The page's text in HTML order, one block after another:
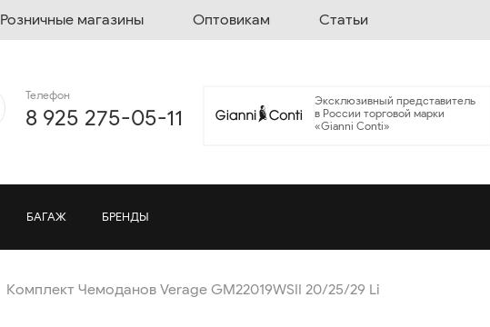
Розничные магазины Оптовикам Статьи
Телефон
8 925 275-05-11
Эксклюзивный представитель
в России торговой марки
«Gianni Conti»
БАГАЖ БРЕНДЫ
Комплект Чемоданов Verage GM22019WSII 20/25/29 Li